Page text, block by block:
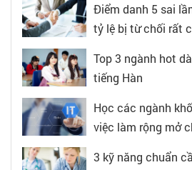
Điểm danh 5 sai
tỷ lệ bị từ chối rất
Top 3 ngành hot
tiếng Hàn
Học các ngành
việc làm rộng mở
3 kỹ năng chuẩn